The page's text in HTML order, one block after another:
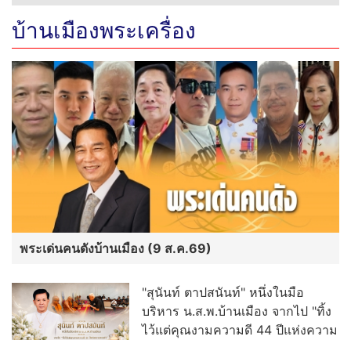
บ้านเมืองพระเครื่อง
พระเด่นคนดังบ้านเมือง (9 ส.ค.69)
"สุนันท์ ตาปสนันท์" หนึ่งในมือ
บริหาร น.ส.พ.บ้านเมือง จากไป "ทิ้ง
ไว้แต่คุณงามความดี 44 ปีแห่งความ